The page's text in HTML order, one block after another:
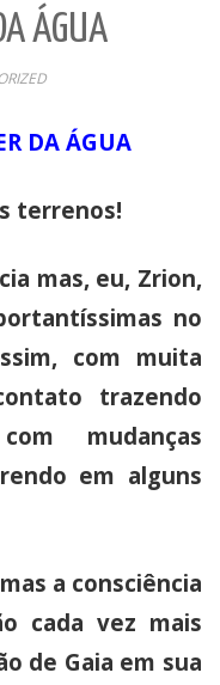
ÁGUA
DA ÁGUA
terrenos!
mas, eu, Zrion,
no
com muita
trazendo
mudanças
em alguns
a consciência
cada vez mais
de Gaia em sua